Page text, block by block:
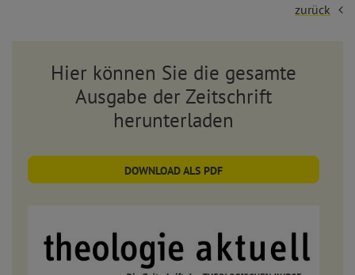
zurück
Hier können Sie die gesamte
Ausgabe der Zeitschrift
herunterladen
DOWNLOAD ALS PDF